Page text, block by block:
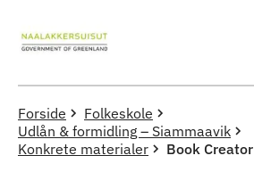
Forside
Folkeskole
Udlån & formidling – Siammaavik
Konkrete materialer
Book Creator